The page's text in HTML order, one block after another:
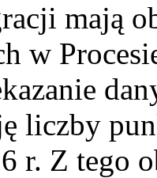
mają
w
liczby
r. Z tego